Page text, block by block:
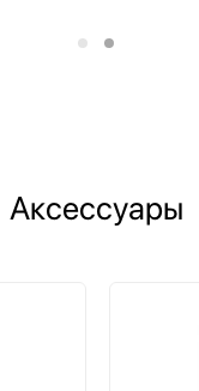
Аксессуары